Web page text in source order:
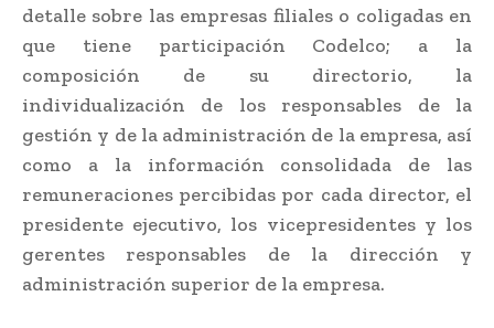
detalle sobre las empresas filiales o coligadas en
que tiene participación Codelco; a la
composición de su directorio, la
individualización de los responsables de la
gestión y de la administración de la empresa, así
como a la información consolidada de las
remuneraciones percibidas por cada director, el
presidente ejecutivo, los vicepresidentes y los
gerentes responsables de la dirección y
administración superior de la empresa.